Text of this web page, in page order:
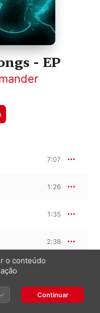
- EP
7:07
1:26
1:35
2:38
o conteúdo
Continuar